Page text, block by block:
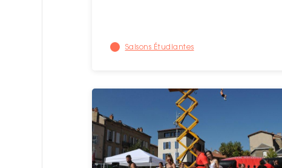
Saisons Étudiantes